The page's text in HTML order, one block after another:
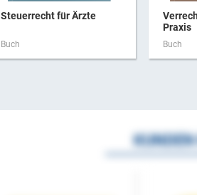
Steuerrecht für Ärzte
Buch
Praxis
Buch